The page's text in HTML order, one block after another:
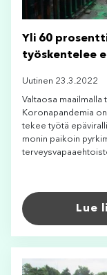
Yli 60
työskentelee
Uutinen 23.3.2022
Valtaosa maailmalla
Koronapandemia
tekee työtä
monin paikoin
Lue